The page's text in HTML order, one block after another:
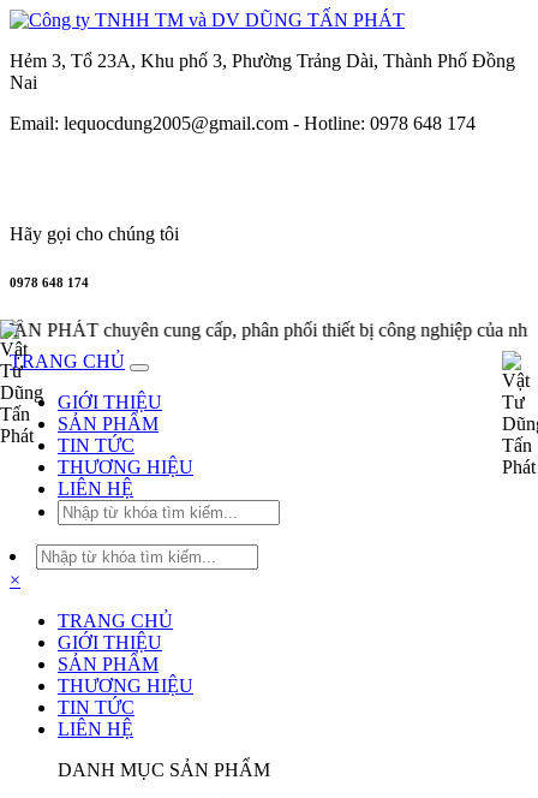
Hẻm 3, Tổ 23A, Khu phố 3, Phường Trảng Dài, Thành Phố Đồng
Nai
Email: lequocdung2005@gmail.com - Hotline: 0978 648 174
Hãy gọi cho chúng tôi
0978 648 174
cung cấp, phân phối thiết bị công nghiệp của nhiều
TRANG CHỦ
GIỚI THIỆU
SẢN PHẨM
TIN TỨC
THƯƠNG HIỆU
LIÊN HỆ
×
TRANG CHỦ
GIỚI THIỆU
SẢN PHẨM
THƯƠNG HIỆU
TIN TỨC
LIÊN HỆ
DANH MỤC SẢN PHẨM